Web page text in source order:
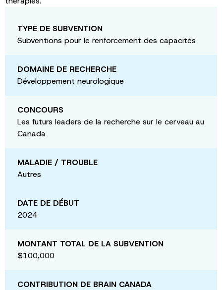
TYPE DE SUBVENTION
Subventions pour le renforcement des capacités
DOMAINE DE RECHERCHE
Développement neurologique
CONCOURS
Les futurs leaders de la recherche sur le cerveau au
Canada
MALADIE / TROUBLE
Autres
DATE DE DÉBUT
2024
MONTANT TOTAL DE LA SUBVENTION
$100,000
CONTRIBUTION DE BRAIN CANADA